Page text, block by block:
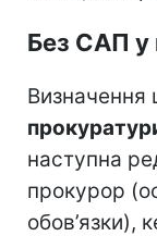
Без САП у
Визначення
наступна
прокурор
обов’язки),